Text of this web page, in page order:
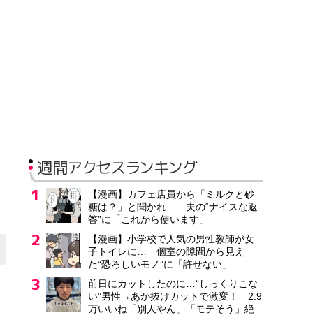
週間アクセスランキング
【漫画】カフェ店員から「ミルクと砂
糖は？」と聞かれ… 夫の“ナイスな返
答”に「これから使います」
【漫画】小学校で人気の男性教師が女
子トイレに… 個室の隙間から見え
た“恐ろしいモノ”に「許せない」
前日にカットしたのに…“しっくりこな
い”男性→あか抜けカットで激変！ 2.9
万いいね「別人やん」「モテそう」絶